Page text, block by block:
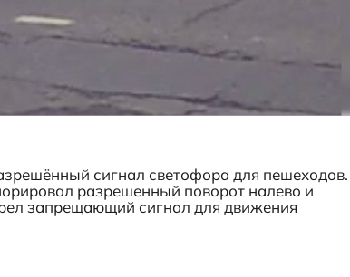
сигнал светофора для пешеходов.
разрешенный поворот налево и
запрещающий сигнал для движения